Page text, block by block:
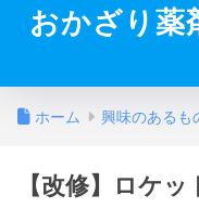
おかざり薬
ホーム 興味のあるも
【改修】ロケ